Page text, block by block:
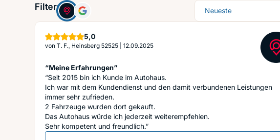
Filter: Sortierung
5,0Sterne
von T. F., Heinsberg 52525 12.09.2025
“Meine Erfahrungen”
“Seit 2015 bin ich Kunde im Autohaus.
Ich war mit dem Kundendienst und den damit verbundenen Leistungen
immer sehr zufrieden.
2 Fahrzeuge wurden dort gekauft.
Das Autohaus würde ich jederzeit weiterempfehlen.
Sehr kompetent und freundlich.”